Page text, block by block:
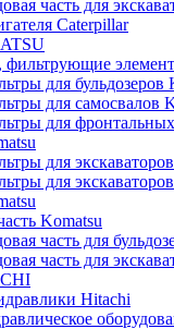
часть для
Caterpillar
для бульдозеров
для самосвалов
для
для
для
Komatsu
часть для
часть для
Hitachi